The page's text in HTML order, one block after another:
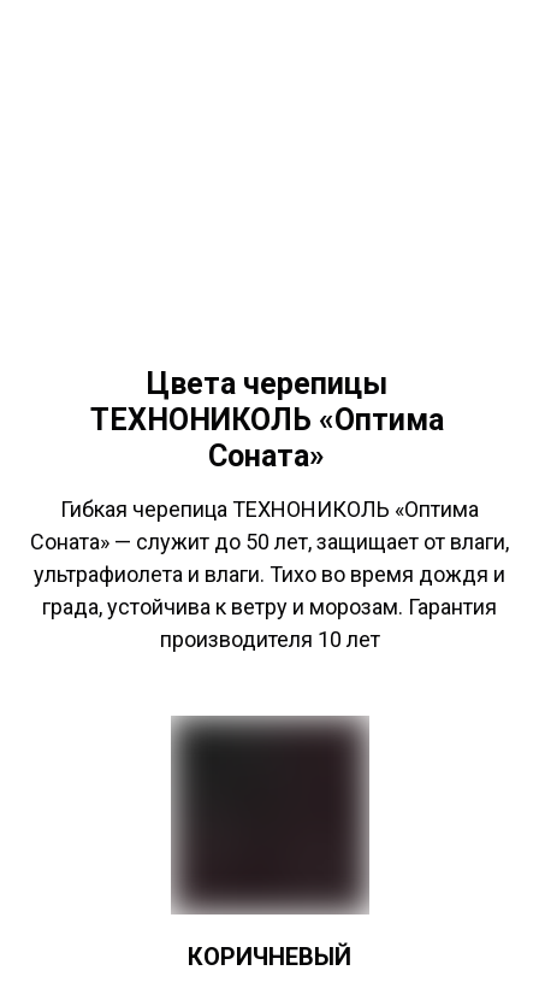
Цвета черепицы
ТЕХНОНИКОЛЬ «Оптима
Соната»
Гибкая черепица ТЕХНОНИКОЛЬ «Оптима
Соната» — служит до 50 лет, защищает от влаги,
ультрафиолета и влаги. Тихо во время дождя и
града, устойчива к ветру и морозам. Гарантия
производителя 10 лет
КОРИЧНЕВЫЙ